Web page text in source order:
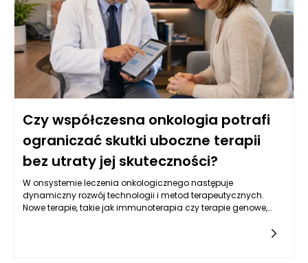
spersonalizowane podejście do leczenia. Kluczowe jest
zrozumienie, że wczesne wykrycie choroby zwiększa szanse na
skuteczne leczenie oraz poprawia komfort życia pacjentów.
Czy współczesna onkologia potrafi
ograniczać skutki uboczne terapii
bez utraty jej skuteczności?
W onsystemie leczenia onkologicznego następuje
dynamiczny rozwój technologii i metod terapeutycznych.
Nowe terapie, takie jak immunoterapia czy terapie genowe,
mogą przyczynić się do ograniczenia skutków ubocznych. Te